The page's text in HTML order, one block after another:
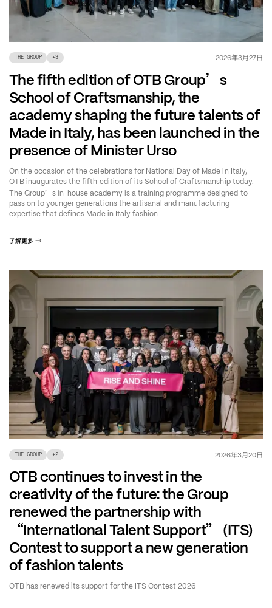
THE GROUP +3 2026年3月27日
The fifth edition of OTB Group’ s
School of Craftsmanship, the
academy shaping the future talents of
Made in Italy, has been launched in the
presence of Minister Urso
On the occasion of the celebrations for National Day of Made in Italy,
OTB inaugurates the fifth edition of its School of Craftsmanship today.
The Group’s in-house academy is a training programme designed to
pass on to younger generations the artisanal and manufacturing
expertise that defines Made in Italy fashion
了解更多
THE GROUP +2 2026年3月20日
OTB continues to invest in the
creativity of the future: the Group
renewed the partnership with
“International Talent Support”
(ITS)
Contest to support a new generation
of fashion talents
OTB has renewed its support for the ITS Contest 2026